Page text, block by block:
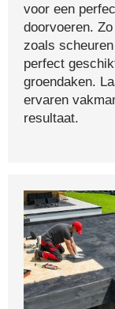
voor een
doorvoeren.
zoals
perfect
groendaken.
ervaren
resultaat.